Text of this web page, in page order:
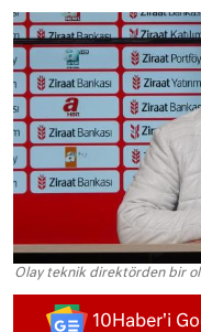
Olay teknik direktörden bir
10Haber'i